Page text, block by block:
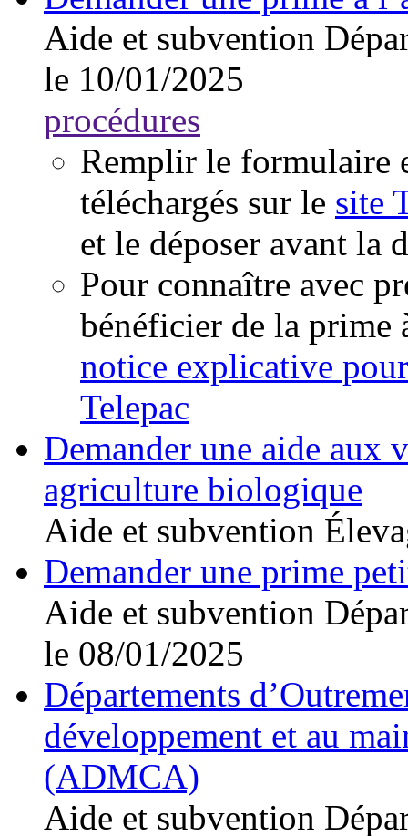
Aide et subvention
le 10/01/2025
procédures
Remplir le formulaire
téléchargés sur le site
et le déposer avant la
Pour connaître avec
bénéficier de la prime
notice explicative
Telepac
Demander une aide aux
agriculture biologique
Aide et subvention
Demander une prime
Aide et subvention
le 08/01/2025
Départements
développement et au
(ADMCA)
Aide et subvention